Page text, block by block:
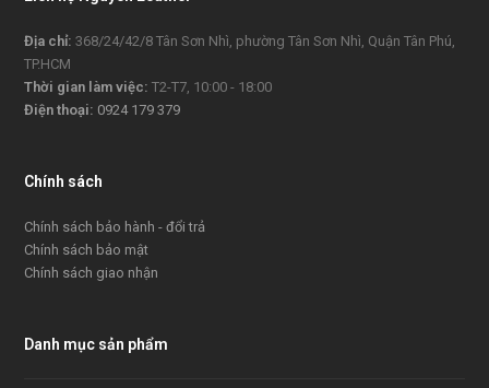
Địa chỉ: 368/24/42/8 Tân Sơn Nhì, phường Tân Sơn Nhì, Quận Tân Phú,
TP.HCM
Thời gian làm việc: T2-T7, 10:00 - 18:00
Điện thoại: 0924 179 379
Chính sách
Chính sách bảo hành - đổi trả
Chính sách bảo mật
Chính sách giao nhận
Danh mục sản phẩm